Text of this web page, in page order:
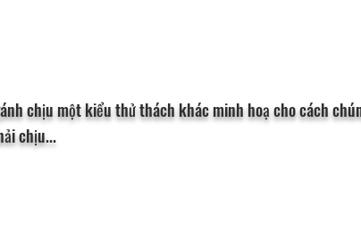
chịu một kiểu thử thách khác minh hoạ cho cách
chịu...